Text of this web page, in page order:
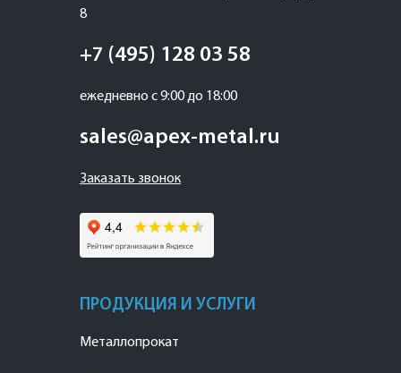
8
+7 (495) 128 03 58
ежедневно с 9:00 до 18:00
sales@apex-metal.ru
Заказать звонок
ПРОДУКЦИЯ И УСЛУГИ
Металлопрокат